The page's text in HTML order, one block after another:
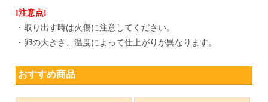
!注意点!
・取り出す時は火傷に注意してください。
・卵の大きさ、温度によって仕上がりが異なります。
おすすめ商品